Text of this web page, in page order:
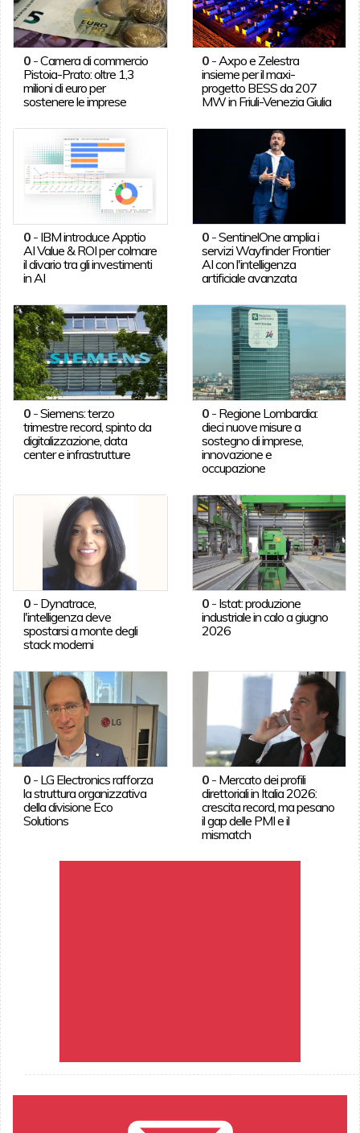
0-Camera di commercio
Pistoia-Prato: oltre 1,3
milioni di euro per
sostenere le imprese
0 - Axpo e Zelestra
insieme per il maxi-
progetto BESS da 207
MW in Friuli-Venezia Giulia
0- IBM introduce Apptio
AI Value & ROI per colmare
il divario tra gli investimenti
in AI
0 -SentinelOne amplia i
servizi Wayfinder Frontier
AI con l'intelligenza
artificiale avanzata
0-Siemens: terzo
trimestre record, spinto da
digitalizzazione, data
center e infrastrutture
0 - Regione Lombardia:
dieci nuove misure a
sostegno di imprese,
innovazione e
occupazione
0- Dynatrace,
l'intelligenza deve
spostarsi a monte degli
stack moderni
0 - Istat: produzione
industriale in calo a giugno
2026
0- LG Electronics rafforza
la struttura organizzativa
della divisione Eco
Solutions
0 - Mercato dei profili
direttoriali in Italia 2026:
crescita record, ma pesano
il gap delle PMI e il
mismatch